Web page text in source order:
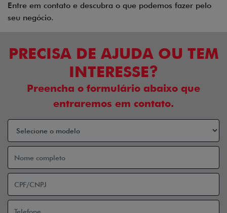
Entre em contato e descubra o que podemos fazer pelo
seu negócio.
PRECISA DE AJUDA OU TEM
INTERESSE?
Preencha o formulário abaixo que
entraremos em contato.